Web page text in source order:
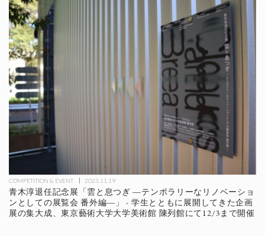
COMPETITION & EVENT 2023.11.19
青木淳退任記念展「雲と息つぎ ―テンポラリーなリノベーショ
ンとしての展覧会 番外編―」 - 学生とともに展開してきた企画
展の集大成、東京藝術大学大学美術館 陳列館にて12/3まで開催